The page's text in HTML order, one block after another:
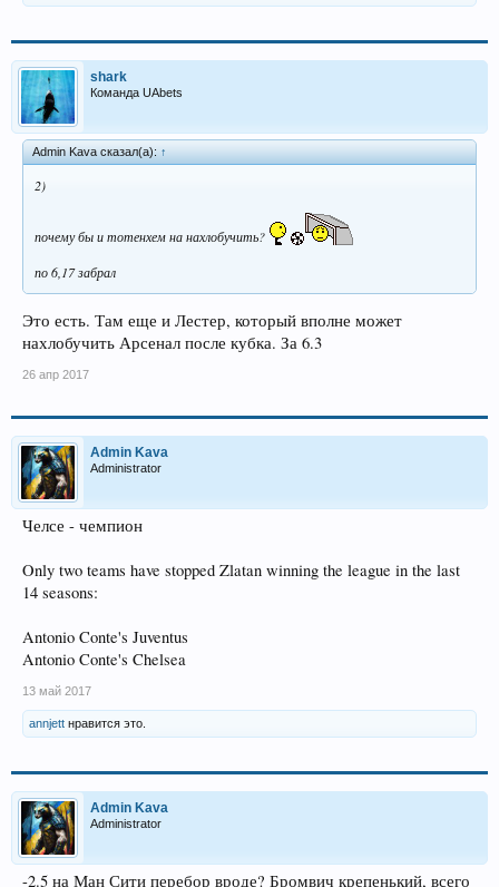
shark
Команда UAbets
Admin Kava сказал(а): ↑
2)
почему бы и тотенхем на нахлобучить?
по 6,17 забрал
Это есть. Там еще и Лестер, который вполне может
нахлобучить Арсенал после кубка. За 6.3
26 апр 2017
Admin Kava
Administrator
Челсе - чемпион
Only two teams have stopped Zlatan winning the league in the last
14 seasons:
Antonio Conte's Juventus
Antonio Conte's Chelsea
13 май 2017
annjett нравится это.
Admin Kava
Administrator
-2.5 на Ман Сити перебор вроде? Бромвич крепенький, всего